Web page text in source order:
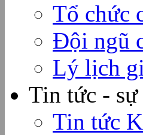
Tổ chức
Đội ngũ
Lý lịch
Tin tức - sự
Tin tức